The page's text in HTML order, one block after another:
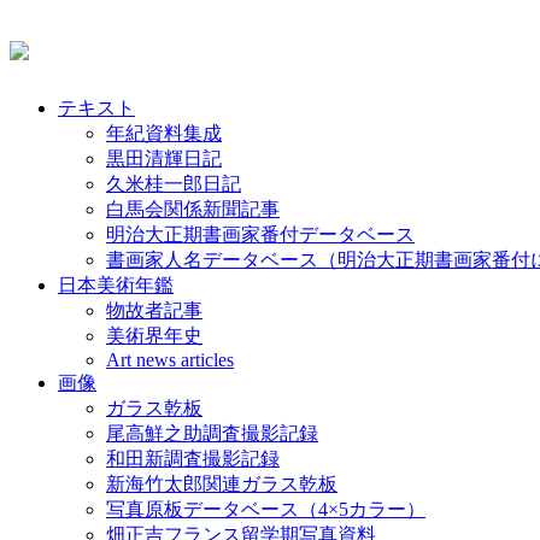
テキスト
年紀資料集成
黒田清輝日記
久米桂一郎日記
白馬会関係新聞記事
明治大正期書画家番付データベース
書画家人名データベース（明治大正期書画家番付
日本美術年鑑
物故者記事
美術界年史
Art news articles
画像
ガラス乾板
尾高鮮之助調査撮影記録
和田新調査撮影記録
新海竹太郎関連ガラス乾板
写真原板データベース（4×5カラー）
畑正吉フランス留学期写真資料